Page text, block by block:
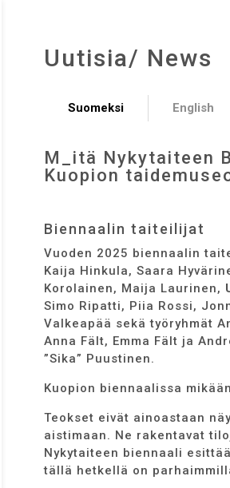
Uutisia/ News
Suomeksi English
M_itä Nykytaiteen
Kuopion
Biennaalin taiteilijat
Vuoden 2025 biennaalin
Kaija Hinkula, Saara
Korolainen, Maija Laurinen,
Simo Ripatti, Piia Rossi,
Valkeapää sekä työryhmät
Anna Fält, Emma Fält ja
”Sika” Puustinen.
Kuopion biennaalissa
Teokset eivät ainoastaan
aistimaan. Ne rakentavat
Nykytaiteen biennaali
tällä hetkellä on